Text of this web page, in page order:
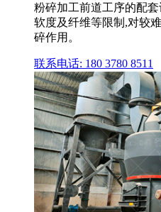
粉碎加工前道工序的配套
软度及纤维等限制,对较
碎作用。
联系电话: 180 3780 8511